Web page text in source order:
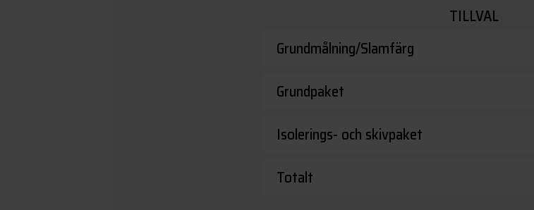
TILLVAL
Grundmålning/Slamfärg
Grundpaket
Isolerings- och skivpaket
Totalt